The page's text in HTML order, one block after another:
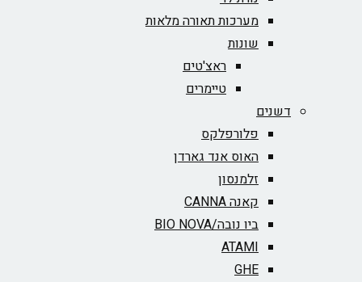
מערכות תאורה מלאות
שונות
ראצ'טים
טיימרים
דשנים
פלורפלקס
האוס אנד גארדן
זלמנסון
קאנה CANNA
ביו נובה/BIO NOVA‏
ATAMI
GHE